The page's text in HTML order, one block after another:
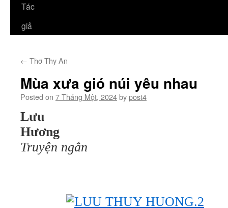
Tác
giả
← Thơ Thy An
Mùa xưa gió núi yêu nhau
Posted on 7 Tháng Một, 2024bypost4
Lưu
Truyện ngắn